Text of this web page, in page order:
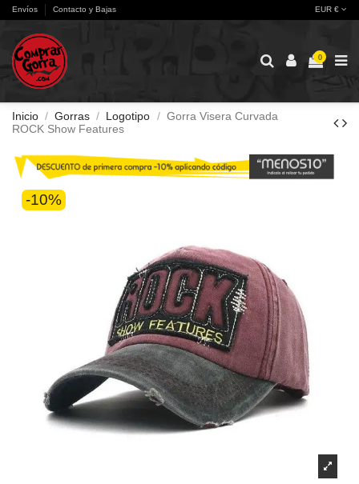
Envíos Contacto y Bajas EUR €
0
Inicio Gorras Logotipo
Gorra Visera Curvada
ROCK Show Features
-10%